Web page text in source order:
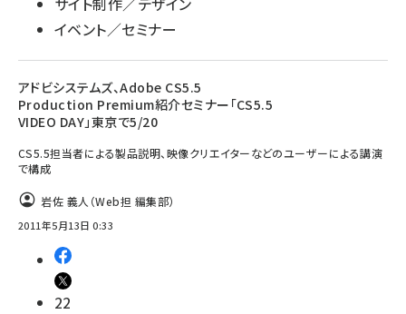
イベント／セミナー
アドビシステムズ、Adobe CS5.5
Production Premium紹介セミナー「CS5.5
VIDEO DAY」東京で5/20
CS5.5担当者による製品説明、映像クリエイターなどのユーザーによる講演
で構成
岩佐 義人（Web担 編集部）
2011年5月13日 0:33
22